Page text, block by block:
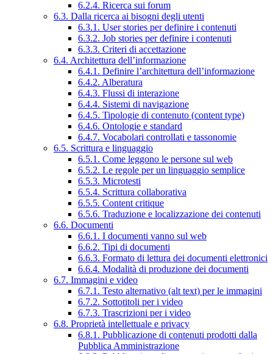
6.2.4. Ricerca sui forum
6.3. Dalla ricerca ai bisogni degli utenti
6.3.1. User stories per definire i contenuti
6.3.2. Job stories per definire i contenuti
6.3.3. Criteri di accettazione
6.4. Architettura dell’informazione
6.4.1. Definire l’architettura dell’informazione
6.4.2. Alberatura
6.4.3. Flussi di interazione
6.4.4. Sistemi di navigazione
6.4.5. Tipologie di contenuto (content type)
6.4.6. Ontologie e standard
6.4.7. Vocabolari controllati e tassonomie
6.5. Scrittura e linguaggio
6.5.1. Come leggono le persone sul web
6.5.2. Le regole per un linguaggio semplice
6.5.3. Microtesti
6.5.4. Scrittura collaborativa
6.5.5. Content critique
6.5.6. Traduzione e localizzazione dei contenuti
6.6. Documenti
6.6.1. I documenti vanno sul web
6.6.2. Tipi di documenti
6.6.3. Formato di lettura dei documenti elettronici
6.6.4. Modalità di produzione dei documenti
6.7. Immagini e video
6.7.1. Testo alternativo (alt text) per le immagini
6.7.2. Sottotitoli per i video
6.7.3. Trascrizioni per i video
6.8. Proprietà intellettuale e privacy
6.8.1. Pubblicazione di contenuti prodotti dalla
Pubblica Amministrazione